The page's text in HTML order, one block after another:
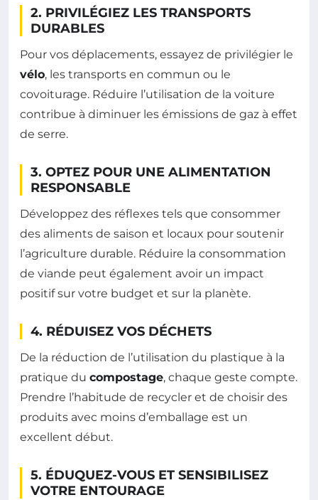
2. PRIVILÉGIEZ LES TRANSPORTS
DURABLES
Pour vos déplacements, essayez de privilégier le
vélo, les transports en commun ou le
covoiturage. Réduire l’utilisation de la voiture
contribue à diminuer les émissions de gaz à effet
de serre.
3. OPTEZ POUR UNE ALIMENTATION
RESPONSABLE
Développez des réflexes tels que consommer
des aliments de saison et locaux pour soutenir
l’agriculture durable. Réduire la consommation
de viande peut également avoir un impact
positif sur votre budget et sur la planète.
4. RÉDUISEZ VOS DÉCHETS
De la réduction de l’utilisation du plastique à la
pratique du compostage, chaque geste compte.
Prendre l’habitude de recycler et de choisir des
produits avec moins d’emballage est un
excellent début.
5. ÉDUQUEZ-VOUS ET SENSIBILISEZ
VOTRE ENTOURAGE